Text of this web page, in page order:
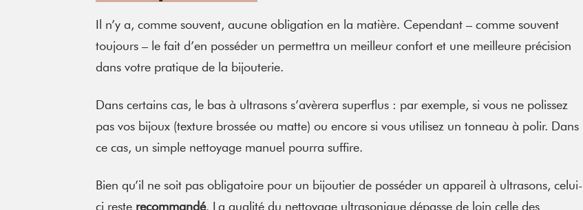
Il n’y a, comme souvent, aucune obligation en la matière. Cependant – comme souvent
toujours – le fait d’en posséder un permettra un meilleur confort et une meilleure précision
dans votre pratique de la bijouterie.
Dans certains cas, le bas à ultrasons s’avèrera superflus : par exemple, si vous ne polissez
pas vos bijoux (texture brossée ou matte) ou encore si vous utilisez un tonneau à polir. Dans
ce cas, un simple nettoyage manuel pourra suffire.
Bien qu’il ne soit pas obligatoire pour un bijoutier de posséder un appareil à ultrasons, celui-
ci reste recommandé. La qualité du nettoyage ultrasonique dépasse de loin celle des